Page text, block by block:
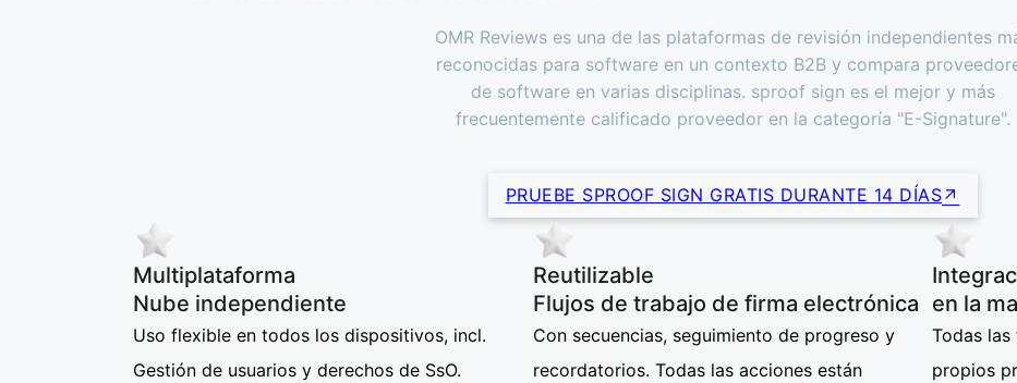
OMR Reviews es una de las plataformas de revisión independientes
reconocidas para software en un contexto B2B y compara
de software en varias disciplinas. sproof sign es el mejor y más
frecuentemente calificado proveedor en la categoría "E-Signature".
PRUEBE SPROOF SIGN GRATIS DURANTE 14 DÍAS
Multiplataforma
Nube independiente
Uso flexible en todos los dispositivos, incl.
Gestión de usuarios y derechos de SsO.
Reutilizable
Flujos de trabajo de firma electrónica
Con secuencias, seguimiento de progreso y
recordatorios. Todas las acciones están
en la
Todas
propios